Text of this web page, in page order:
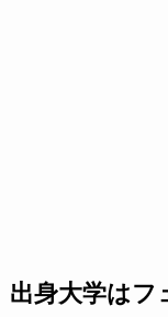
出身大学はフ